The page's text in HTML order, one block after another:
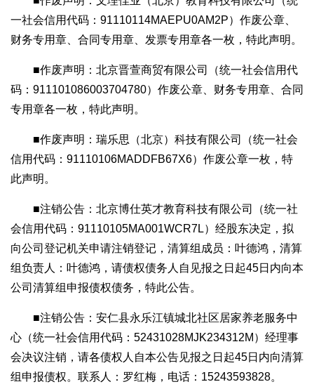
一社会信用代码：91110114MAEPU0AM2P）作废公章、
财务专用章、合同专用章、发票专用章各一枚，特此声明。
■作废声明：北京晋萱商贸有限公司（统一社会信用代
码：911101086003704780）作废公章、财务专用章、合同
专用章各一枚，特此声明。
■作废声明：瑞乐思（北京）科技有限公司（统一社会
信用代码：91110106MADDFB67X6）作废公章一枚，特
此声明。
■注销公告：北京博仕英才教育科技有限公司（统一社
会信用代码：91110105MA001WCR7L）经股东决定，拟
向公司登记机关申请注销登记，清算组成员：叶德鸿，清算
组负责人：叶德鸿，请债权债务人自见报之日起45日内向本
公司清算组申报债权债务，特此公告。
■注销公告：安仁县永乐江镇城北社区居家养老服务中
心（统一社会信用代码：52431028MJK234312M）经理事
会决议注销，请各债权人自本公告见报之日起45日内向清算
组申报债权。联系人：罗红梅，电话：15243593828。